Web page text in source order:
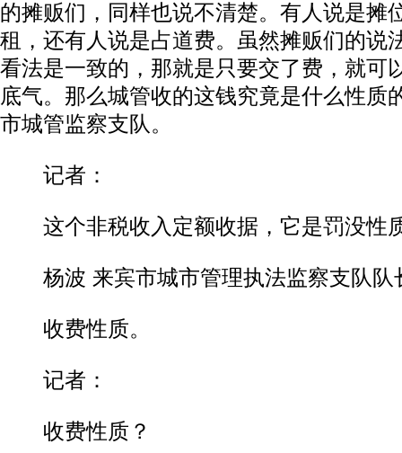
的摊贩们，同样也说不清楚。有人说是摊
租，还有人说是占道费。虽然摊贩们的说
看法是一致的，那就是只要交了费，就可
底气。那么城管收的这钱究竟是什么性质
市城管监察支队。
记者：
这个非税收入定额收据，它是罚没性
杨波 来宾市城市管理执法监察支队队
收费性质。
记者：
收费性质？